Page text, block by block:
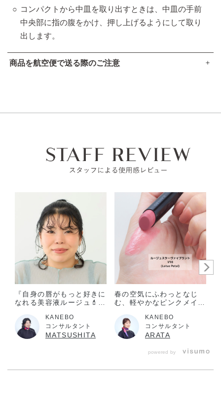
コンパクトから中皿を取り出すときは、中皿の手前
中央部に指の腹をかけ、押し上げるようにして取り
出します。
商品を航空便で送る際のご注意
アルコール24％以下
『自身の唇がもっと好きに
なれる美容液ルージュ💄ル
ト』
KANEBO
コンサルタント
MATSUSHITA
春の空気にふわっとなじ
む、軽やかなピンクメイク
ラント V18 (Lotus Petal)
～
KANEBO
コンサルタント
ARATA
powered by